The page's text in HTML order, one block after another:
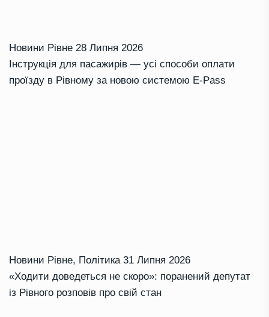
Новини Рівне 28 Липня 2026
Інструкція для пасажирів — усі способи оплати
проїзду в Рівному за новою системою E-Pass
Новини Рівне, Політика 31 Липня 2026
«Ходити доведеться не скоро»: поранений депутат
із Рівного розповів про свій стан